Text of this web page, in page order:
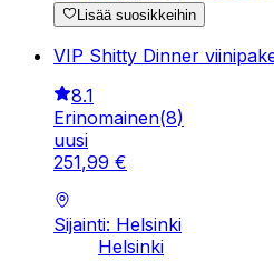
Lisää suosikkeihin
VIP Shitty Dinner
8.1
Erinomainen(8)
uusi
251,99 €
Sijainti: Helsinki
Helsinki